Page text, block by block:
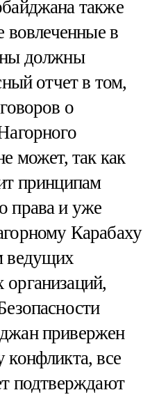
также
вовлеченные в
должны
отчет в том,
о
может, так как
принципам
права и уже
Карабаху
ведущих
привержен
все
подтверждают